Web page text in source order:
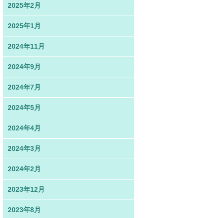
2025年2月
2025年1月
2024年11月
2024年9月
2024年7月
2024年5月
2024年4月
2024年3月
2024年2月
2023年12月
2023年8月